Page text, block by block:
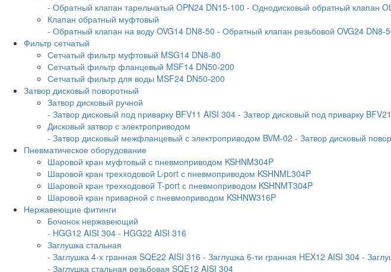
- Обратный клапан тарельчатый OPN24 DN15-100 - Однодисковый обратный клапан
Клапан обратный муфтовый
- Обратный клапан на воду OVG14 DN8-50 - Обратный клапан резьбовой OVG24 DN8-
Фильтр сетчатый
Сетчатый фильтр муфтовый MSG14 DN8-80
Сетчатый фильтр фланцевый MSF14 DN50-200
Сетчатый фильтр для воды MSF24 DN50-200
Затвор дисковый поворотный
Затвор дисковый ручной
- Затвор дисковый под приварку BFV11 AISI 304 - Затвор дисковый под приварку
Дисковый затвор с электроприводом
- Затвор дисковый межфланцевый с электроприводом BVM-02 - Затвор дисковый
Пневматическое оборудование
Шаровой кран муфтовый с пневмоприводом KSHNM304P
Шаровой кран трехходовой L-port с пневмоприводом KSHNML304P
Шаровой кран трехходовой T-port с пневмоприводом KSHNMT304P
Шаровой кран приварной с пневмоприводом KSHNW316P
Нержавеющие фитинги
Бочонок нержавеющий
- HGG12 AISI 304 - HGG22 AISI 316
Заглушка стальная
- Заглушка 4-х гранная SQE22 AISI 316 - Заглушка 6-ти гранная HEX12 AISI 304 -
- Заглушка стальная резьбовая SQE12 AISI 304